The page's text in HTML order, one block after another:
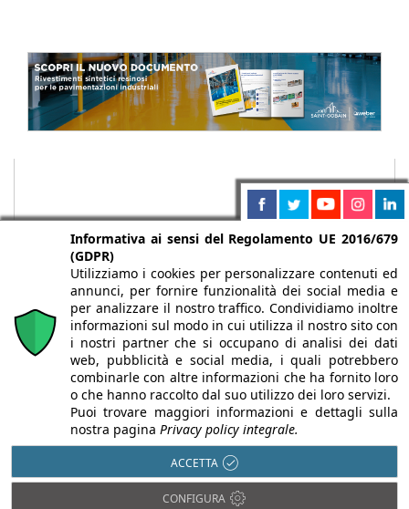
Chi siamo Autori Per la tua pubblicità
Iscriviti alla
newsletter
Infobuild è testata registrata presso il Tribunale di Milano al n° 63
Informativa ai sensi del Regolamento UE 2016/679
(GDPR)
Utilizziamo i cookies per personalizzare contenuti ed
annunci, per fornire funzionalità dei social media e
per analizzare il nostro traffico. Condividiamo inoltre
informazioni sul modo in cui utilizza il nostro sito con
i nostri partner che si occupano di analisi dei dati
web, pubblicità e social media, i quali potrebbero
combinarle con altre informazioni che ha fornito loro
o che hanno raccolto dal suo utilizzo dei loro servizi.
Puoi trovare maggiori informazioni e dettagli sulla
nostra pagina Privacy policy integrale.
ACCETTA
CONFIGURA